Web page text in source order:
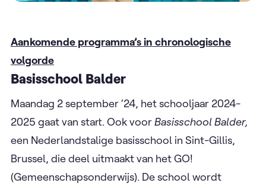
Aankomende programma’s in chronologische
volgorde
Basisschool Balder
Maandag 2 september ‘24, het schooljaar 2024-
2025 gaat van start. Ook voorBasisschool Balder,
een Nederlandstalige basisschool in Sint-Gillis,
Brussel, die deel uitmaakt van het GO!
(Gemeenschapsonderwijs). De school wordt